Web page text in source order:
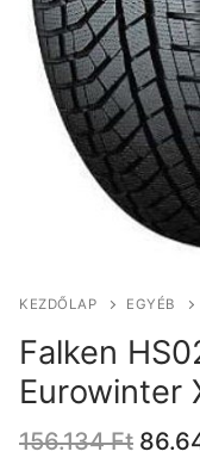
KEZDŐLAP EGYÉB
Falken
Eurowinter
156.134Ft